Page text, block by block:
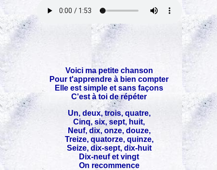
Voici ma petite chanson
Pour t'apprendre à bien compter
Elle est simple et sans façons
C'est à toi de répéter
Un, deux, trois, quatre,
Cinq, six, sept, huit,
Neuf, dix, onze, douze,
Treize, quatorze, quinze,
Seize, dix-sept, dix-huit
Dix-neuf et vingt
On recommence